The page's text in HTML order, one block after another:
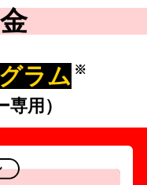
ラム ※
専用）